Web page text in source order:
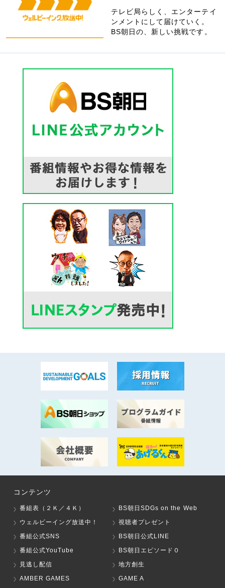
テレビ局らしく、エンターテイ
ンメントにして届けていく。
BS朝日の、新しい挑戦です。
コンテンツ
番組表（２Ｋ／４Ｋ）
BS朝日SDGs on the Web
ウェルビーイング放送中！
視聴者プレゼント
番組公式SNS
BS朝日公式LINE
番組公式YouTube
BS朝日エピソード０
見逃し配信
地方創生
AMBER GAMES
GAME A